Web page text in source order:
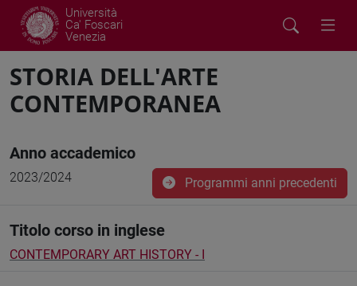
Università
Ca' Foscari
Venezia
STORIA DELL'ARTE
CONTEMPORANEA
Anno accademico
2023/2024 Programmi anni precedenti
Titolo corso in inglese
CONTEMPORARY ART HISTORY - I